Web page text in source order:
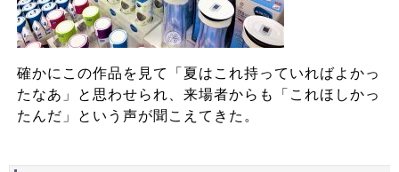
確かにこの作品を見て「夏はこれ持っていればよかっ
たなあ」と思わせられ、来場者からも「これほしかっ
たんだ」という声が聞こえてきた。